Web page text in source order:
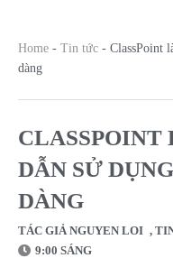
Home - Tin tức - ClassPoint
dàng
CLASSPOINT
DẪN SỬ
DÀNG
TÁC GIẢ NGUYEN LOI ,
9:00 SÁNG